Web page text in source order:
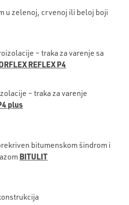
u zelenoj, crvenoj ili beloj boji
– traka za varenje sa
REFLEX P4
– traka za varenje
plus
bitumenskom šindrom i
BITULIT